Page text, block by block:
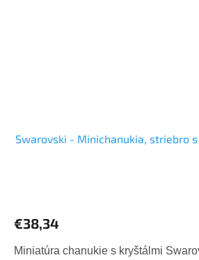
Swarovski - Minichanukia, striebro
€38,34
Miniatúra chanukie s kryštálmi